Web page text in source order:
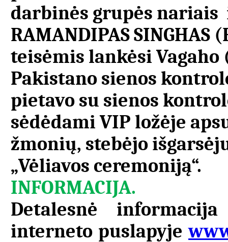
darbinės grupės
RAMANDIPAS
teisėmis lankėsi
Pakistano sienos
pietavo su sienos
sėdėdami VIP ložėje
žmonių, stebėjo
„Vėliavos ceremoniją“.
INFORMACIJA.
Detalesnė
interneto puslapyje